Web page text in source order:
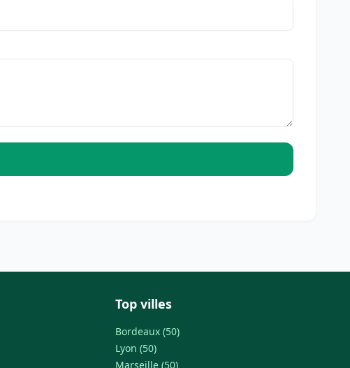
Top villes
Bordeaux (50)
Lyon (50)
Marseille (50)